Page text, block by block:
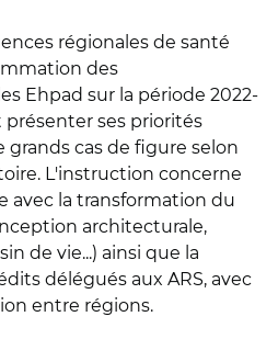
régionales de santé
des
Ehpad sur la période 2022-
présenter ses priorités
grands cas de figure selon
L'instruction concerne
avec la transformation du
architecturale,
de vie...) ainsi que la
délégués aux ARS, avec
entre régions.
Brigitte Bourguignon